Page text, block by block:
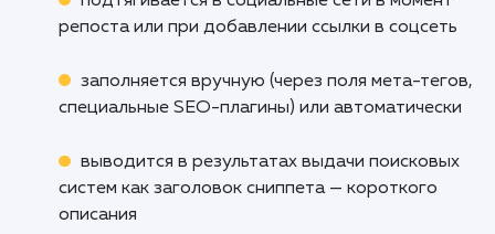
включать в него больше ключевых
оптимизируя позиции в поисковой выдаче.
Кроме того, Title: